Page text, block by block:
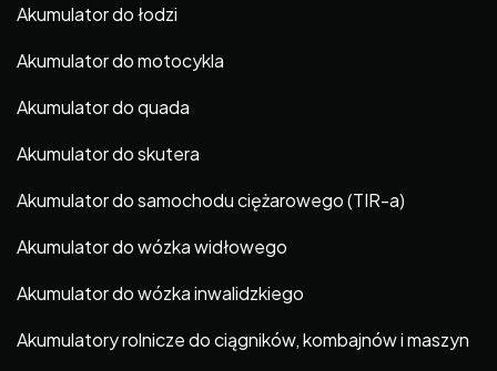
Akumulator do łodzi
Akumulator do motocykla
Akumulator do quada
Akumulator do skutera
Akumulator do samochodu ciężarowego (TIR-a)
Akumulator do wózka widłowego
Akumulator do wózka inwalidzkiego
Akumulatory rolnicze do ciągników, kombajnów i maszyn